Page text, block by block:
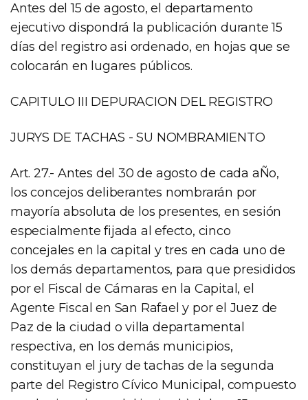
Antes del 15 de agosto, el departamento
ejecutivo dispondrá la publicación durante 15
días del registro asi ordenado, en hojas que se
colocarán en lugares públicos.
CAPITULO III DEPURACION DEL REGISTRO
JURYS DE TACHAS - SU NOMBRAMIENTO
Art. 27.- Antes del 30 de agosto de cada aÑo,
los concejos deliberantes nombrarán por
mayoría absoluta de los presentes, en sesión
especialmente fijada al efecto, cinco
concejales en la capital y tres en cada uno de
los demás departamentos, para que presididos
por el Fiscal de Cámaras en la Capital, el
Agente Fiscal en San Rafael y por el Juez de
Paz de la ciudad o villa departamental
respectiva, en los demás municipios,
constituyan el jury de tachas de la segunda
parte del Registro Cívico Municipal, compuesto